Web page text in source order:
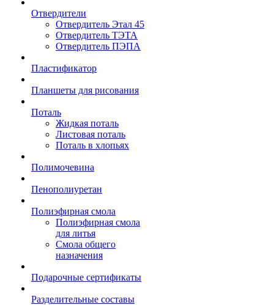
Отвердители
Отвердитель Этал 45
Отвердитель ТЭТА
Отвердитель ПЭПА
Пластификатор
Планшеты для рисования
Поталь
Жидкая поталь
Листовая поталь
Поталь в хлопьях
Полимочевина
Пенополиуретан
Полиэфирная смола
Полиэфирная смола
для литья
Смола общего
назначения
Подарочные сертификаты
Разделительные составы